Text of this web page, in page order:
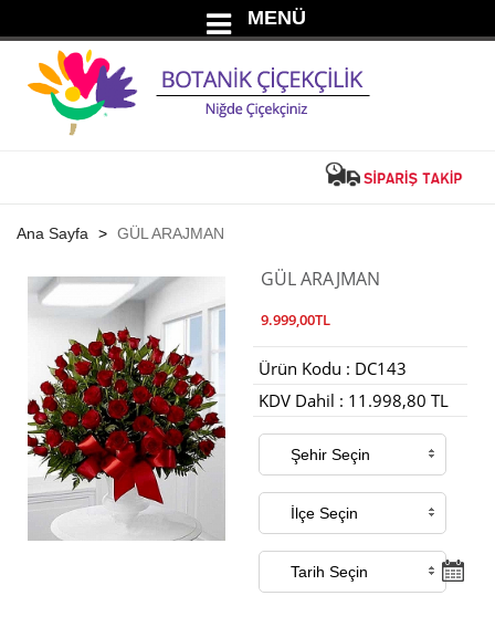
MENÜ
Ana Sayfa GÜL ARAJMAN
GÜL ARAJMAN
9.999,00TL
Ürün Kodu : DC143
KDV Dahil : 11.998,80 TL